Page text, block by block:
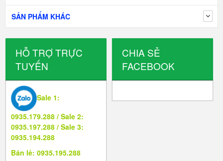
SẢN PHẨM KHÁC
HỖ TRỢ TRỰC
TUYẾN
Sale 1:
0935.179.288 / Sale 2:
0935.197.288 / Sale 3:
0935.194.288
Bán lẻ: 0935.195.288
CHIA SẺ
FACEBOOK